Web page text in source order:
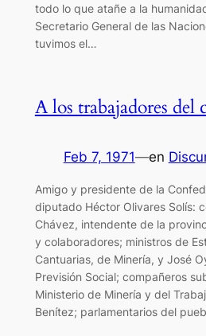
todo lo que atañe a la
Secretario General de las
tuvimos el…
A los trabajadores del
Feb 7, 1971—en
Amigo y presidente de la
diputado Héctor Olivares Solís:
Chávez, intendente de la
y colaboradores; ministros de
Cantuarias, de Minería, y José
Previsión Social; compañeros
Ministerio de Minería y del
Benítez; parlamentarios del